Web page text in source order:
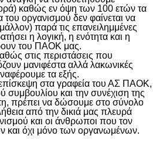
καθώς εν όψη των 100 ετών τα
οργανισμού δεν φαίνεται να
παρά τις επανειλημμένες
η λογική, η ενότητα και η
του ΠΑΟΚ μας.
στις περιστάσεις που
μανιφέστα αλλά λακωνικές
τα εξής.
στα γραφεία του ΑΣ ΠΑΟΚ,
συμβουλίου και την συνέχιση της
πρέπει να δώσουμε στο σύνολο
από την δικιά μας πλευρά
και οι άνθρωποι που τον
και όχι μόνο των οργανωμένων.